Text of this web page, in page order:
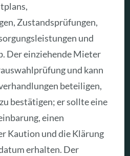
Zustandsprüfungen,
und
Der einziehende Mieter
und kann
beteiligen,
bestätigen; er sollte eine
einen
Kaution und die Klärung
erhalten. Der